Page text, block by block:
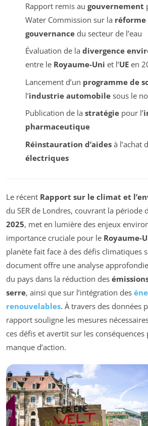
Rapport remis au gouvernement
Water Commission sur la réforme
gouvernancedu secteur de l’eau
Évaluation de la divergence
entre le Royaume-Uni et l’UEen
Lancement d’un programme de
l’industrie automobilesous le
Publication de la stratégiepour l’
pharmaceutique
Réinstauration d’aidesà l’achat
électriques
Le récent Rapport sur le climat et
du SER de Londres, couvrant la période
2025, met en lumière des enjeux
importance cruciale pour le Royaume-
planète fait face à des défis climatiques
document offre une analyse
du pays dans la réduction des
serre, ainsi que sur l’intégration des
renouvelables. À travers des données
rapport souligne les mesures
ces défis et avertit sur les conséquences
manque d’action.